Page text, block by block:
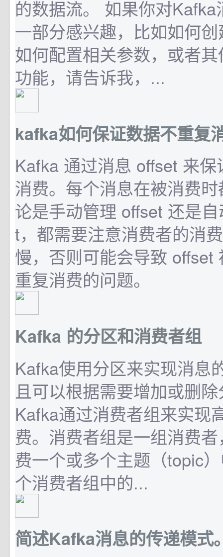
的数据流。 如果你对
一部分感兴趣，比如如何
如何配置相关参数，或者
功能，请告诉我，...
kafka如何保证数据不重复
Kafka 通过消息 offset 来
消费。每个消息在被消费
论是手动管理 offset 还是
t，都需要注意消费者的消
慢，否则可能会导致 offset
重复消费的问题。
Kafka 的分区和消费者组
Kafka使用分区来实现消息
且可以根据需要增加或删
Kafka通过消费者组来实现
费。消费者组是一组消费
费一个或多个主题（topic
个消费者组中的...
简述Kafka消息的传递模式